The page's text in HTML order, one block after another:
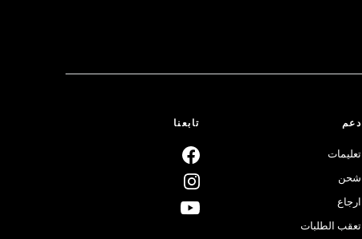
دعم
تعليمات
شحن
ارجاع
تعقب الطلبات
تابعنا